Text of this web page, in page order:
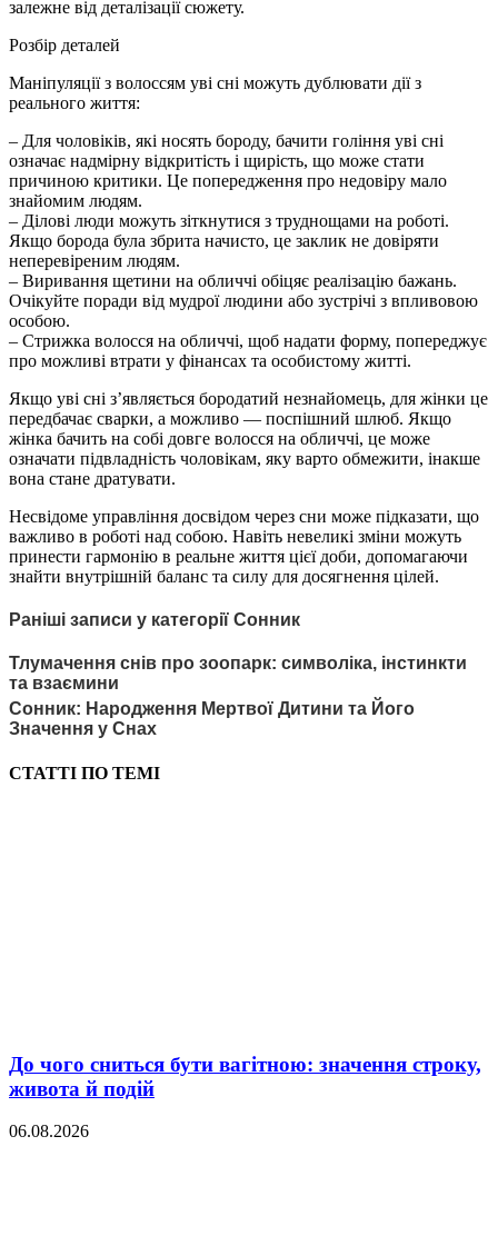
залежне від деталізації сюжету.
Розбір деталей
Маніпуляції з волоссям уві сні можуть дублювати дії з
реального життя:
– Для чоловіків, які носять бороду, бачити гоління уві сні
означає надмірну відкритість і щирість, що може стати
причиною критики. Це попередження про недовіру мало
знайомим людям.
– Ділові люди можуть зіткнутися з труднощами на роботі.
Якщо борода була збрита начисто, це заклик не довіряти
неперевіреним людям.
– Виривання щетини на обличчі обіцяє реалізацію бажань.
Очікуйте поради від мудрої людини або зустрічі з впливовою
особою.
– Стрижка волосся на обличчі, щоб надати форму, попереджує
про можливі втрати у фінансах та особистому житті.
Якщо уві сні з’являється бородатий незнайомець, для жінки це
передбачає сварки, а можливо — поспішний шлюб. Якщо
жінка бачить на собі довге волосся на обличчі, це може
означати підвладність чоловікам, яку варто обмежити, інакше
вона стане дратувати.
Несвідоме управління досвідом через сни може підказати, що
важливо в роботі над собою. Навіть невеликі зміни можуть
принести гармонію в реальне життя цієї доби, допомагаючи
знайти внутрішній баланс та силу для досягнення цілей.
Раніші записи у категорії Сонник
Тлумачення снів про зоопарк: символіка, інстинкти
та взаємини
Сонник: Народження Мертвої Дитини та Його
Значення у Снах
СТАТТІ ПО ТЕМІ
До чого сниться бути вагітною: значення строку,
живота й подій
06.08.2026